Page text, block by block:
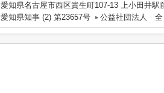
愛知県名古屋市西区貴生町107-13 上小田井駅
愛知県知事 (2) 第23657号
公益社団法人 全